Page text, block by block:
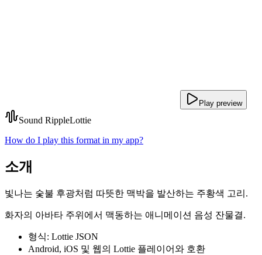
Play preview
Sound RippleLottie
How do I play this format in my app?
소개
빛나는 숯불 후광처럼 따뜻한 맥박을 발산하는 주황색 고리.
화자의 아바타 주위에서 맥동하는 애니메이션 음성 잔물결.
형식: Lottie JSON
Android, iOS 및 웹의 Lottie 플레이어와 호환